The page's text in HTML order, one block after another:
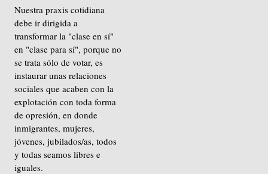
Nuestra praxis cotidiana
debe ir dirigida a
transformar la "clase en sí"
en "clase para sí", porque no
se trata sólo de votar, es
instaurar unas relaciones
sociales que acaben con la
explotación con toda forma
de opresión, en donde
inmigrantes, mujeres,
jóvenes, jubilados/as, todos
y todas seamos libres e
iguales.